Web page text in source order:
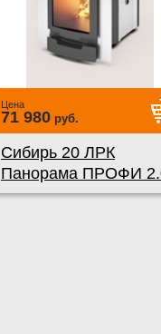
Цена
71 980 руб.
Сибирь 20 ЛРК
Панорама ПРОФИ